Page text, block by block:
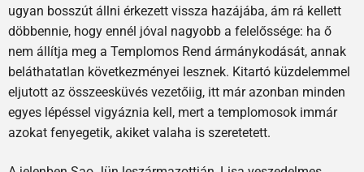
ugyan bosszút állni érkezett vissza hazájába, ám rá kellett
döbbennie, hogy ennél jóval nagyobb a felelőssége: ha ő
nem állítja meg a Templomos Rend ármánykodását, annak
beláthatatlan következményei lesznek. Kitartó küzdelemmel
eljutott az összeesküvés vezetőiig, itt már azonban minden
egyes lépéssel vigyáznia kell, mert a templomosok immár
azokat fenyegetik, akiket valaha is szeretetett.